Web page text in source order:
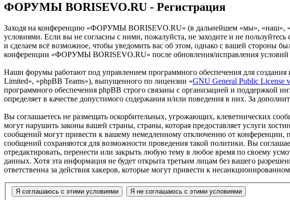
ФОРУМЫ BORISEVO.RU - Регистрация
Заходя на конференцию «ФОРУМЫ BORISEVO.RU» (в дальнейшем «мы», «наш»,
условиями. Если вы не согласны с ними, пожалуйста, не заходите и не
и сделаем всё возможное, чтобы уведомить вас об этом, однако с вашей стороны
конференции «ФОРУМЫ BORISEVO.RU» после обновления/исправления условий
Наши форумы работают под управлением программного обеспечения для
Limited», «phpBB Teams»), выпущенного по лицензии «GNU General Public License
программного обеспечения phpBB строго связаны с организацией и поддержкой
определяет в качестве допустимого содержания и/или поведения в них. За
Вы соглашаетесь не размещать оскорбительных, угрожающих, клеветнических
могут нарушить законы вашей страны, страны, которая предоставляет услуги
сообщений могут привести к вашему немедленному отключению от конференции,
сообщений сохраняются для возможности проведения такой политики. Вы
отредактировать, перенести или закрыть любую тему в любое время по своему
данных. Хотя эта информация не будет открыта третьим лицам без вашего
ответственна за действия хакеров, которые могут привести к